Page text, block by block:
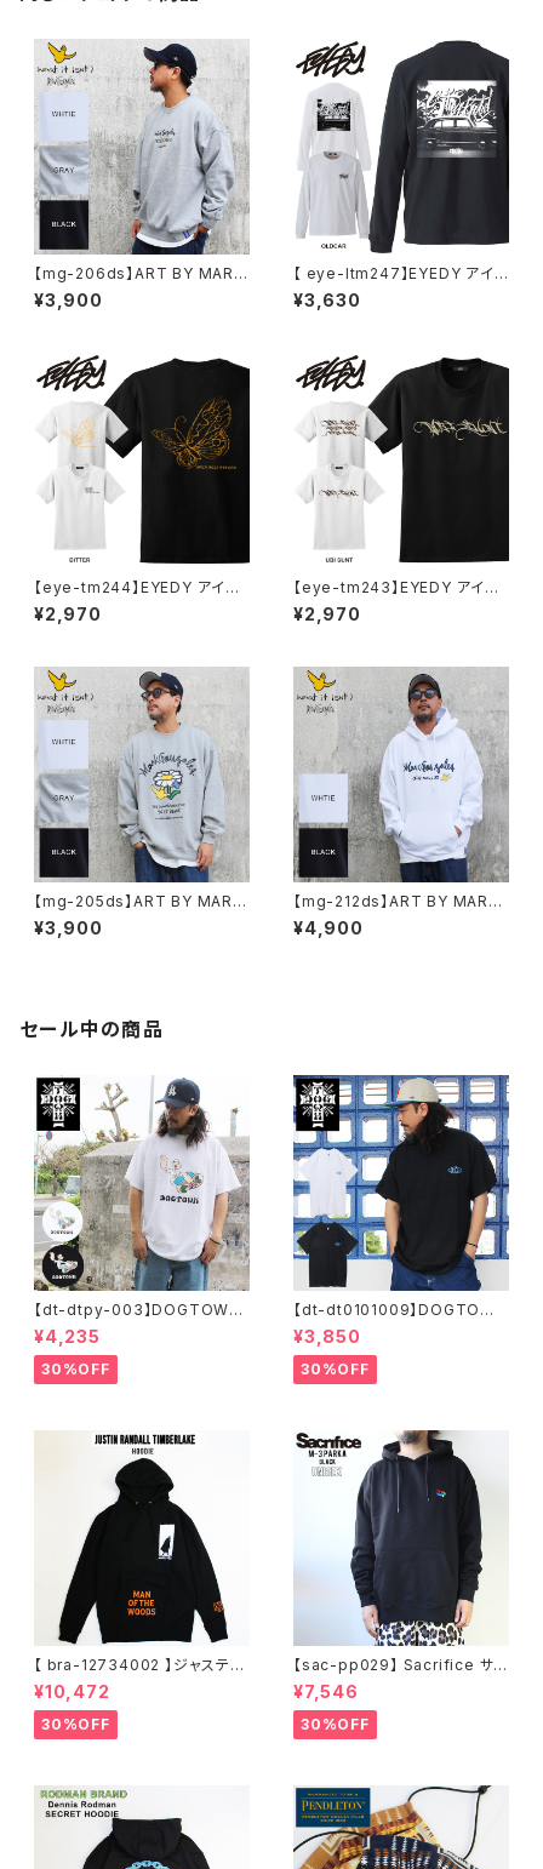
【mg-206ds】ART BY MARK
GONZALE ( What it isNt ワッ
トイットイズント) アートバイ マ
¥3,900
【 eye-ltm247】EYEDY アイデ
ィー 大きいサイズ メンズ ロング
Tシャツ GOD IS DEAD ロンT
HITE BLACK ホワイト ブラック
¥3,630
【eye-tm244】EYEDY アイデ
ィー BITTER ショートスリーブ
Tシャツ 大きいサイズ WHTIE
¥2,970
【eye-tm243】EYEDY アイデ
ィー UBITTER ショートスリー
ブTシャツ 大きいサイズ WHTI
¥2,970
【mg-205ds】ART BY MARK
GONZALE ( What it isNt ワッ
トイットイズント) アートバイ マ
¥3,900
【mg-212ds】ART BY MARK
GONZALE ( What it isNt ワッ
トイットイズント) アートバイ マ
¥4,900
セール中の商品
【dt-dtpy-003】DOGTOWN
ドッグタウン POPEYE SKATE
S/S T-SHIRTS ポパイ 半袖 シ
ョートスリーブT 大きいサイズ
半袖 M L XL 大きめ デザイン
¥4,235
30%OFF
【dt-dt0101009】DOGTOWN
ドッグタウン D.T.S. POCKET
S/S T-SHIRTS 半袖 ショート
スリーブT 大きいサイズ 半袖 M
L XL 大きめ デザイン プリント
¥3,850
30%OFF
【 bra-12734002 】ジャスティ
ンティンバーレイク Justin Ran
dall Timberlake MAN OF T
HE WOODS パーカー フーディ
ー アーティスト スウェットパー
¥10,472
30%OFF
【sac-pp029】 Sacrifice サク
リファイス 大きいサイズ メンズ
ユニセックス スウェット パーカ
ー 窓グラフィック 長袖 M L XL
XXL 2L 大きめ 長袖Tシャツ デ
サイズ ビッグシルエット 黒 通勤
通学 秋冬
¥7,546
30%OFF